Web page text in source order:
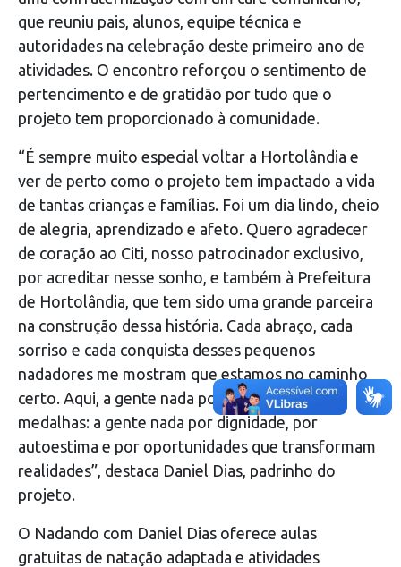
que reuniu pais, alunos, equipe técnica e
autoridades na celebração deste primeiro ano de
atividades. O encontro reforçou o sentimento de
pertencimento e de gratidão por tudo que o
projeto tem proporcionado à comunidade.
“É sempre muito especial voltar a Hortolândia e
ver de perto como o projeto tem impactado a vida
de tantas crianças e famílias. Foi um dia lindo, cheio
de alegria, aprendizado e afeto. Quero agradecer
de coração ao Citi, nosso patrocinador exclusivo,
por acreditar nesse sonho, e também à Prefeitura
de Hortolândia, que tem sido uma grande parceira
na construção dessa história. Cada abraço, cada
sorriso e cada conquista desses pequenos
nadadores me mostram que estamos no caminho
certo. Aqui, a gente nada por muito mais que
medalhas: a gente nada por dignidade, por
autoestima e por oportunidades que transformam
realidades”, destaca Daniel Dias, padrinho do
projeto.
O Nadando com Daniel Dias oferece aulas
gratuitas de natação adaptada e atividades